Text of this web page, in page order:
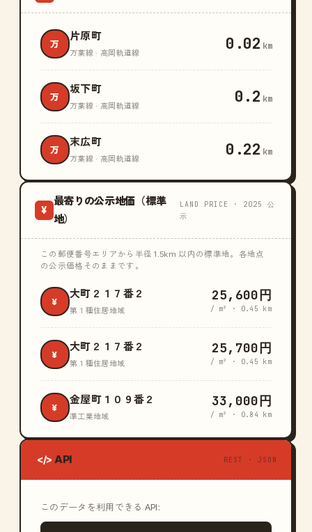
万
片原町
万葉線 · 高岡軌道線 0.02 km
万
坂下町
万葉線 · 高岡軌道線 0.2 km
万
末広町
万葉線 · 高岡軌道線 0.22 km
¥
最寄りの公示地価（標準
地）
LAND PRICE · 2025 公
示
この郵便番号エリアから半径 1.5km 以内の標準地。各地点
の公示価格そのままです。
¥
大町２１７番２
第１種住居地域
25,600円
/ m² · 0.45 km
¥
大町２１７番２
第１種住居地域
25,700円
/ m² · 0.45 km
¥
金屋町１０９番２
準工業地域
33,000円
/ m² · 0.84 km
</> API REST · JSON
このデータを利用できる API: